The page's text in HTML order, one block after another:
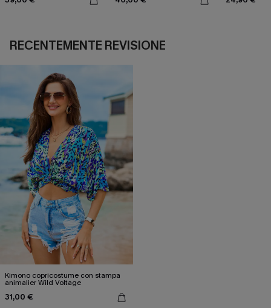
RECENTEMENTE REVISIONE
Kimono copricostume con stampa
animalier Wild Voltage
31,00 €